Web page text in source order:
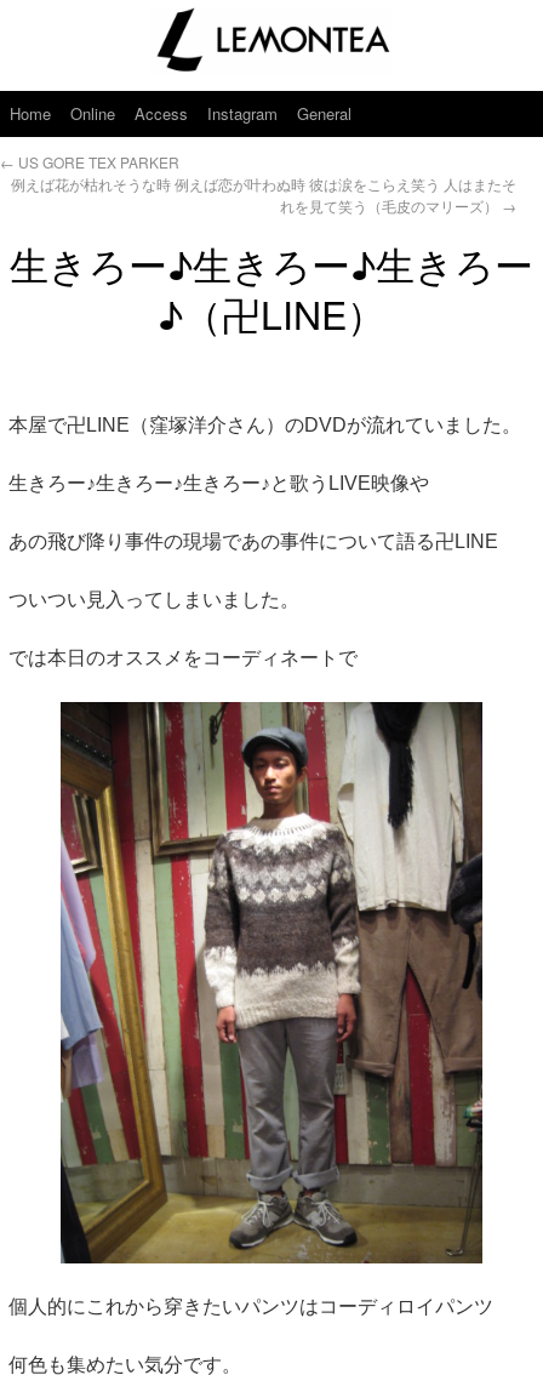
Home Online Access Instagram General
← US GORE TEX PARKER
例えば花が枯れそうな時 例えば恋が叶わぬ時 彼は涙をこらえ笑う 人はまたそ
れを見て笑う（毛皮のマリーズ） →
生きろー♪生きろー♪生きろー
♪（卍LINE）
本屋で卍LINE（窪塚洋介さん）のDVDが流れていました。
生きろー♪生きろー♪生きろー♪と歌うLIVE映像や
あの飛び降り事件の現場であの事件について語る卍LINE
ついつい見入ってしまいました。
では本日のオススメをコーディネートで
個人的にこれから穿きたいパンツはコーディロイパンツ
何色も集めたい気分です。